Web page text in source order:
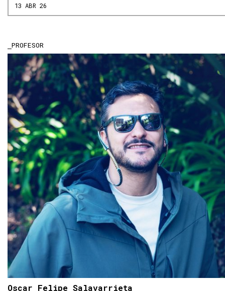
13 ABR 26
PROFESOR
Oscar Felipe Salavarrieta